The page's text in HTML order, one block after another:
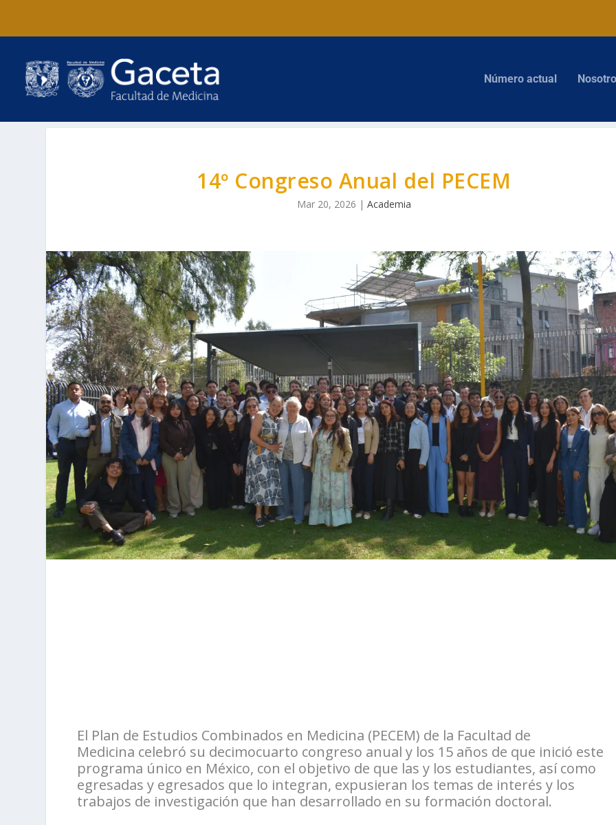
Número actual
14º Congreso Anual del PECEM
Mar 20, 2026 | Academia
El Plan de Estudios Combinados en Medicina (PECEM) de la Facultad de
Medicina celebró su decimocuarto congreso anual y los 15 años de que inició este
programa único en México, con el objetivo de que las y los estudiantes, así como
egresadas y egresados que lo integran, expusieran los temas de interés y los
trabajos de investigación que han desarrollado en su formación doctoral.